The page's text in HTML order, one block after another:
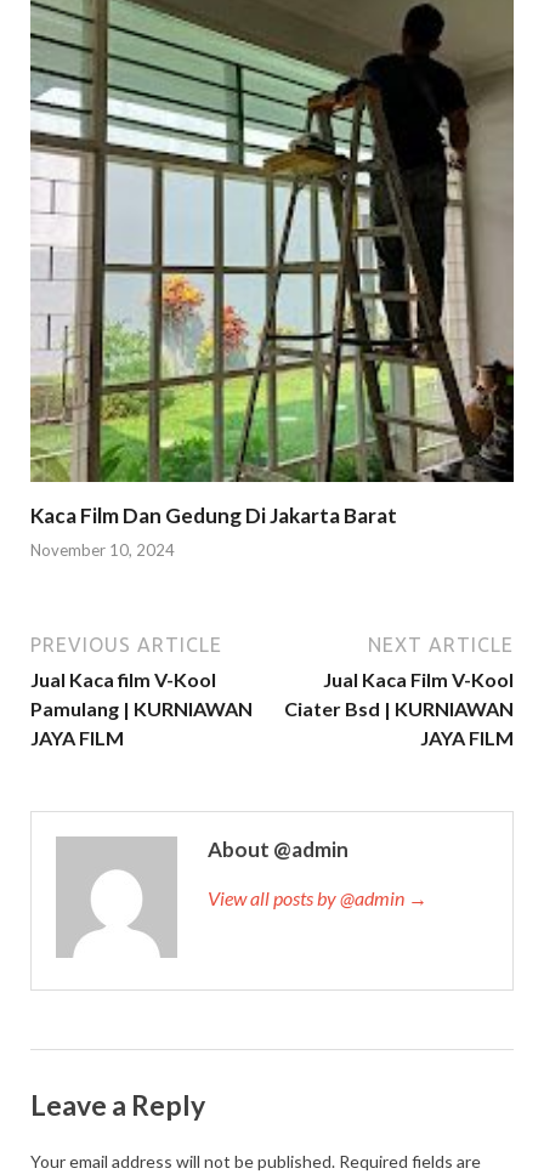
Kaca Film Dan Gedung Di Jakarta Barat
November 10, 2024
PREVIOUS ARTICLE
Jual Kaca film V-Kool
Pamulang | KURNIAWAN
JAYA FILM
NEXT ARTICLE
Jual Kaca Film V-Kool
Ciater Bsd | KURNIAWAN
JAYA FILM
About @admin
View all posts by @admin →
Leave a Reply
Your email address will not be published. Required fields are